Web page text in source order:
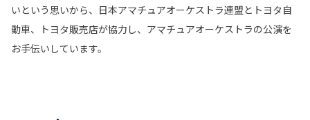
いという思いから、日本アマチュアオーケストラ連盟とトヨタ自
動車、トヨタ販売店が協力し、アマチュアオーケストラの公演を
お手伝いしています。